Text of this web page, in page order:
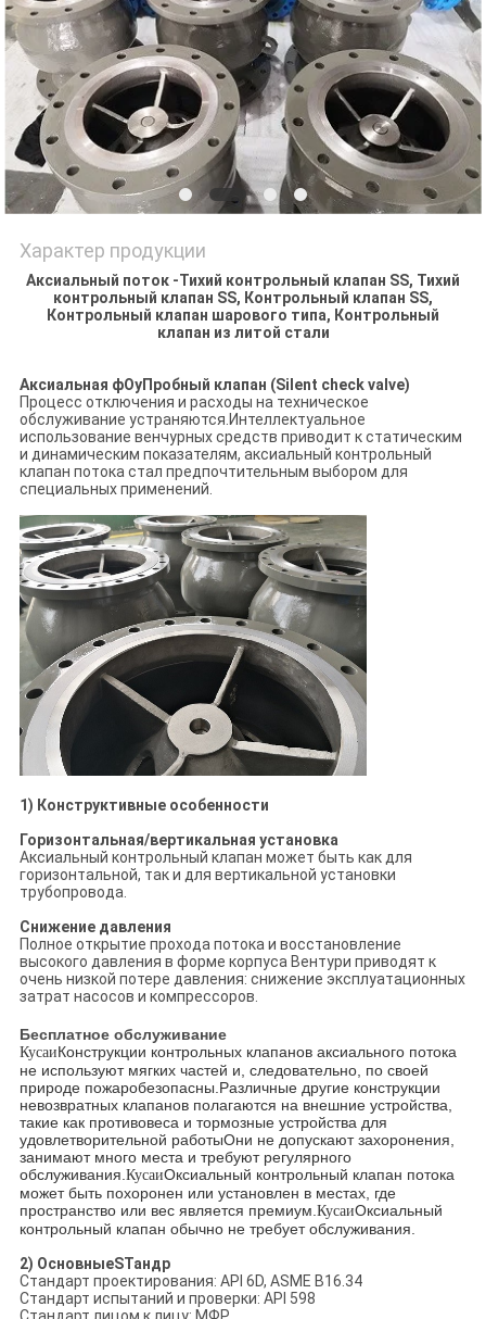
Характер продукции
Аксиальный поток -Тихий контрольный клапан SS, Тихий
контрольный клапан SS, Контрольный клапан SS,
Контрольный клапан шарового типа, Контрольный
клапан из литой стали
Аксиальная фОуПробный клапан (Silent check valve)
Процесс отключения и расходы на техническое
обслуживание устраняются.Интеллектуальное
использование венчурных средств приводит к статическим
и динамическим показателям, аксиальный контрольный
клапан потока стал предпочтительным выбором для
специальных применений.
1) Конструктивные особенности
Горизонтальная/вертикальная установка
Аксиальный контрольный клапан может быть как для
горизонтальной, так и для вертикальной установки
трубопровода.
Снижение давления
Полное открытие прохода потока и восстановление
высокого давления в форме корпуса Вентури приводят к
очень низкой потере давления: снижение эксплуатационных
затрат насосов и компрессоров.
Бесплатное обслуживание
КусаиКонструкции контрольных клапанов аксиального потока
не используют мягких частей и, следовательно, по своей
природе пожаробезопасны.Различные другие конструкции
невозвратных клапанов полагаются на внешние устройства,
такие как противовеса и тормозные устройства для
удовлетворительной работыОни не допускают захоронения,
занимают много места и требуют регулярного
обслуживания.КусаиОксиальный контрольный клапан потока
может быть похоронен или установлен в местах, где
пространство или вес является премиум.КусаиОксиальный
контрольный клапан обычно не требует обслуживания.
2) ОсновныеSТандр
Стандарт проектирования: API 6D, ASME B16.34
Стандарт испытаний и проверки: API 598